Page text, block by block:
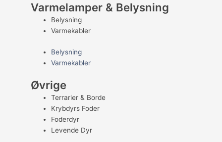
Varmelamper & Belysning
Belysning
Varmekabler
Belysning
Varmekabler
Øvrige
Terrarier & Borde
Krybdyrs Foder
Foderdyr
Levende Dyr